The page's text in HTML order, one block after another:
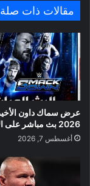
مقالات ذات صلة
2026 بث مباشر على الانترنت
أغسطس 7, 2026